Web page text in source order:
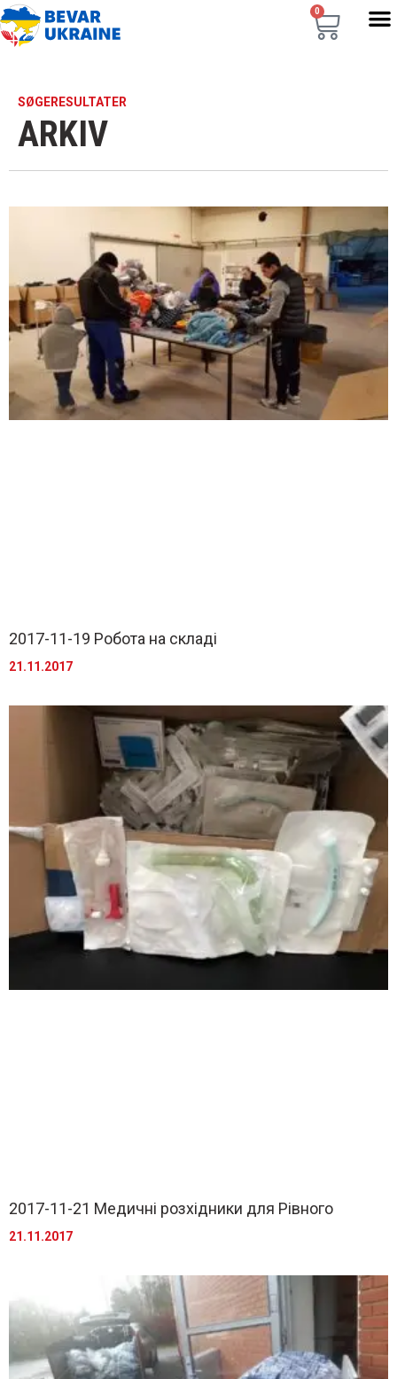
0
SØGERESULTATER
ARKIV
2017-11-19 Робота на складі
21.11.2017
2017-11-21 Медичні розхідники для Рівного
21.11.2017